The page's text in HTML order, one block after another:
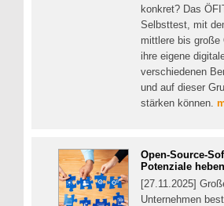
konkret? Das
Selbsttest, mit
mittlere bis große
ihre eigene
verschiedenen
und auf dieser
stärken können.
Open-Source-
Potenziale heben
[27.11.2025]
Unternehmen